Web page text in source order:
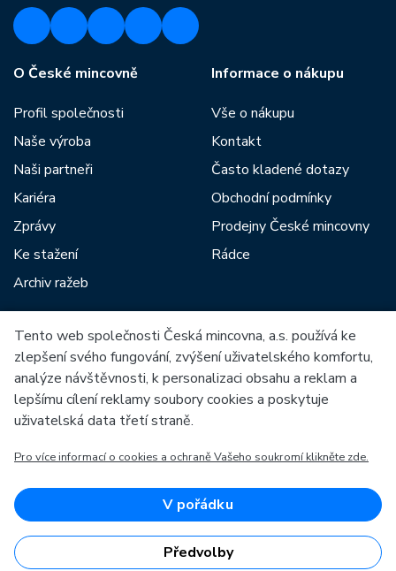
O České mincovně
Profil společnosti
Naše výroba
Naši partneři
Kariéra
Zprávy
Ke stažení
Archiv ražeb
Informace o nákupu
Vše o nákupu
Kontakt
Často kladené dotazy
Obchodní podmínky
Prodejny České mincovny
Rádce
Mezi naše partnery patří:
Evropská unie
OP Podnikání a inovace pro konkurenceschopnost
Evropský fond pro regionální rozvoj
Tento web společnosti Česká mincovna, a.s. používá ke
zlepšení svého fungování, zvýšení uživatelského komfortu,
analýze návštěvnosti, k personalizaci obsahu a reklam a
lepšímu cílení reklamy soubory cookies a poskytuje
uživatelská data třetí straně.
Pro více informací o cookies a ochraně Vašeho soukromí klikněte zde.
V pořádku
Předvolby